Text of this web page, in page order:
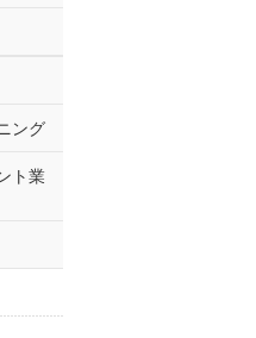
ング
ト業